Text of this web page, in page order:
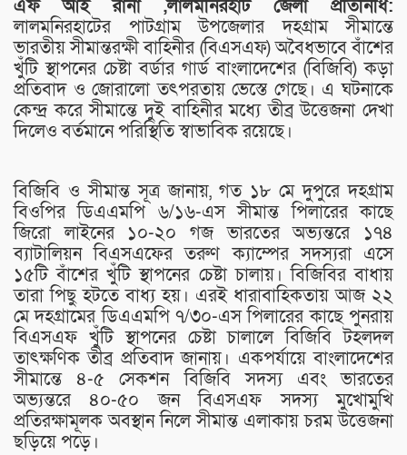
এফ আই রানা ,লালমনিরহাট জেলা প্রতিনিধি:
লালমনিরহাটের পাটগ্রাম উপজেলার দহগ্রাম সীমান্তে
ভারতীয় সীমান্তরক্ষী বাহিনীর (বিএসএফ) অবৈধভাবে বাঁশের
খুঁটি স্থাপনের চেষ্টা বর্ডার গার্ড বাংলাদেশের (বিজিবি) কড়া
প্রতিবাদ ও জোরালো তৎপরতায় ভেস্তে গেছে। এ ঘটনাকে
কেন্দ্র করে সীমান্তে দুই বাহিনীর মধ্যে তীব্র উত্তেজনা দেখা
দিলেও বর্তমানে পরিস্থিতি স্বাভাবিক রয়েছে।
বিজিবি ও সীমান্ত সূত্র জানায়, গত ১৮ মে দুপুরে দহগ্রাম
বিওপির ডিএএমপি ৬/১৬-এস সীমান্ত পিলারের কাছে
জিরো লাইনের ১০-২০ গজ ভারতের অভ্যন্তরে ১৭৪
ব্যাটালিয়ন বিএসএফের তরুণ ক্যাম্পের সদস্যরা এসে
১৫টি বাঁশের খুঁটি স্থাপনের চেষ্টা চালায়। বিজিবির বাধায়
তারা পিছু হটতে বাধ্য হয়। এরই ধারাবাহিকতায় আজ ২২
মে দহগ্রামের ডিএএমপি ৭/৩০-এস পিলারের কাছে পুনরায়
বিএসএফ খুঁটি স্থাপনের চেষ্টা চালালে বিজিবি টহলদল
তাৎক্ষণিক তীব্র প্রতিবাদ জানায়। একপর্যায়ে বাংলাদেশের
সীমান্তে ৪-৫ সেকশন বিজিবি সদস্য এবং ভারতের
অভ্যন্তরে ৪০-৫০ জন বিএসএফ সদস্য মুখোমুখি
প্রতিরক্ষামূলক অবস্থান নিলে সীমান্ত এলাকায় চরম উত্তেজনা
ছড়িয়ে পড়ে।